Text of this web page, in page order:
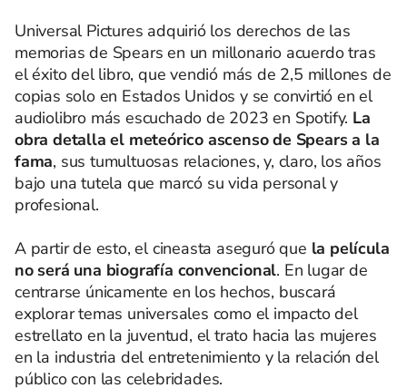
Universal Pictures adquirió los derechos de las
memorias de Spears en un millonario acuerdo tras
el éxito del libro, que vendió más de 2,5 millones de
copias solo en Estados Unidos y se convirtió en el
audiolibro más escuchado de 2023 en Spotify. La
obra detalla el meteórico ascenso de Spears a la
fama, sus tumultuosas relaciones, y, claro, los años
bajo una tutela que marcó su vida personal y
profesional.
A partir de esto, el cineasta aseguró que la película
no será una biografía convencional. En lugar de
centrarse únicamente en los hechos, buscará
explorar temas universales como el impacto del
estrellato en la juventud, el trato hacia las mujeres
en la industria del entretenimiento y la relación del
público con las celebridades.